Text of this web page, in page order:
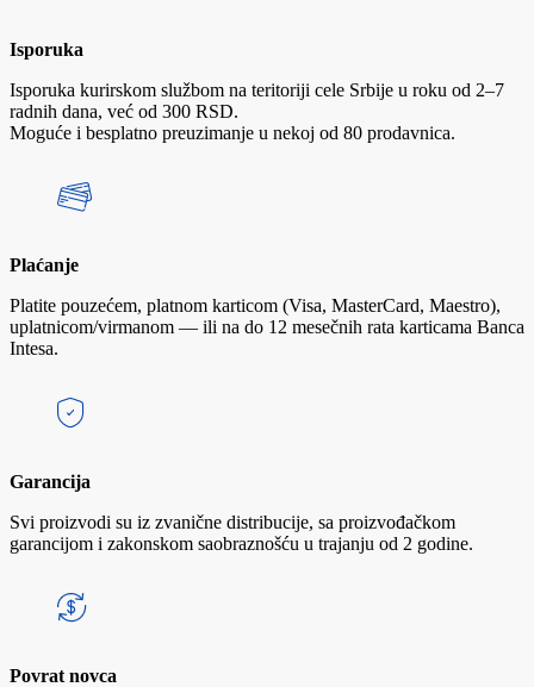
Isporuka
Isporuka kurirskom službom na teritoriji cele Srbije u roku od 2–7
radnih dana, već od 300 RSD.
Moguće i besplatno preuzimanje u nekoj od 80 prodavnica.
Plaćanje
Platite pouzećem, platnom karticom (Visa, MasterCard, Maestro),
uplatnicom/virmanom — ili na do 12 mesečnih rata karticama Banca
Intesa.
Garancija
Svi proizvodi su iz zvanične distribucije, sa proizvođačkom
garancijom i zakonskom saobraznošću u trajanju od 2 godine.
Povrat novca